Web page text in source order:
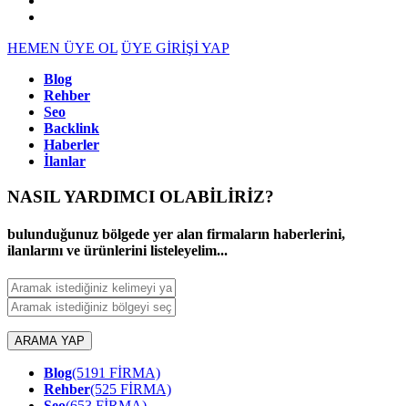
HEMEN ÜYE OL ÜYE GİRİŞİ YAP
Blog
Rehber
Seo
Backlink
Haberler
İlanlar
NASIL YARDIMCI OLABİLİRİZ?
bulunduğunuz bölgede yer alan firmaların haberlerini,
ilanlarını ve ürünlerini listeleyelim...
ARAMA YAP
Blog(5191 FİRMA)
Rehber(525 FİRMA)